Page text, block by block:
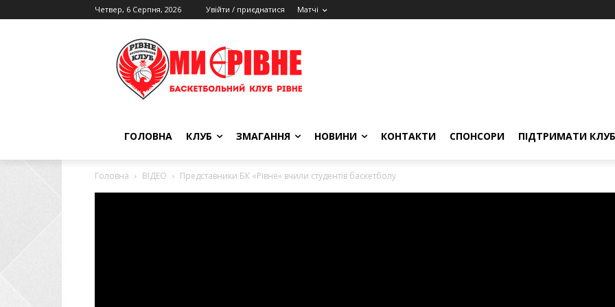
Четвер, 6 Серпня, 2026 Увійти / приєднатися Матчі
ГОЛОВНА КЛУБ ЗМАГАННЯ НОВИНИ КОНТАКТИ СПОНСОРИ ПІДТРИМАТИ КЛУБ
Головна ВІДЕО Представники БК «Рівне» вчили студентів баскетболу